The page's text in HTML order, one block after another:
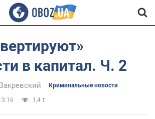
в капитал. Ч. 2
Криминальные новости
1,4 т.